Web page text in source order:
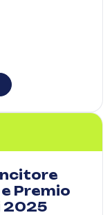
Premio
2025